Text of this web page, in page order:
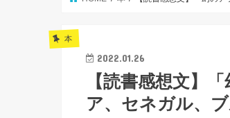
本
2022.01.26
【読書感想文】
ア、セネガル、